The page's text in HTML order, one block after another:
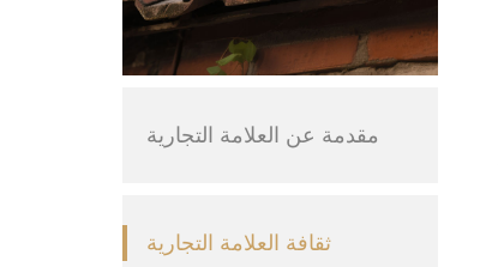
مقدمة عن العلامة التجارية
ثقافة العلامة التجارية